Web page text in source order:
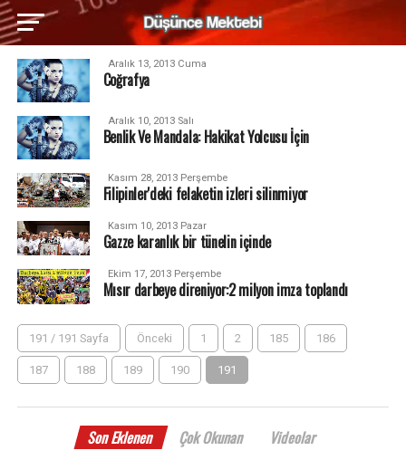
Aralık 13, 2013 Cuma
Coğrafya
Aralık 10, 2013 Salı
Benlik Ve Mandala: Hakikat Yolcusu İçin
Kasım 28, 2013 Perşembe
Filipinler'deki felaketin izleri silinmiyor
Kasım 10, 2013 Pazar
Gazze karanlık bir tünelin içinde
Ekim 17, 2013 Perşembe
Mısır darbeye direniyor:2 milyon imza toplandı
191 / 191 Sayfa Önceki 1 2 185 186
187 188 189 190 191
Son Eklenen Çok Okunan Videolar